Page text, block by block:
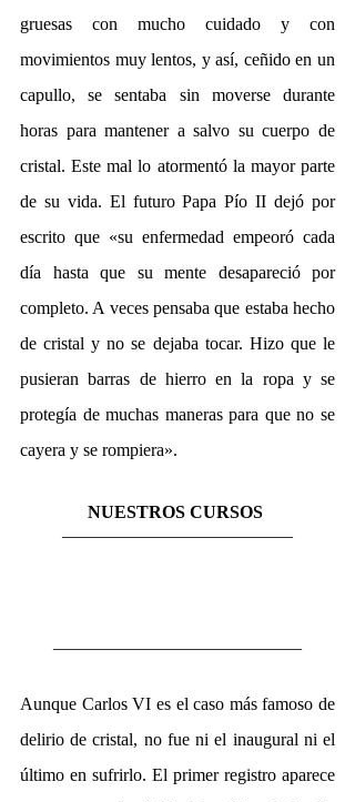
gruesas con mucho cuidado y con
movimientos muy lentos, y así, ceñido en un
capullo, se sentaba sin moverse durante
horas para mantener a salvo su cuerpo de
cristal. Este mal lo atormentó la mayor parte
de su vida. El futuro Papa Pío II dejó por
escrito que «su enfermedad empeoró cada
día hasta que su mente desapareció por
completo. A veces pensaba que estaba hecho
de cristal y no se dejaba tocar. Hizo que le
pusieran barras de hierro en la ropa y se
protegía de muchas maneras para que no se
cayera y se rompiera».
NUESTROS CURSOS
Aunque Carlos VI es el caso más famoso de
delirio de cristal, no fue ni el inaugural ni el
último en sufrirlo. El primer registro aparece